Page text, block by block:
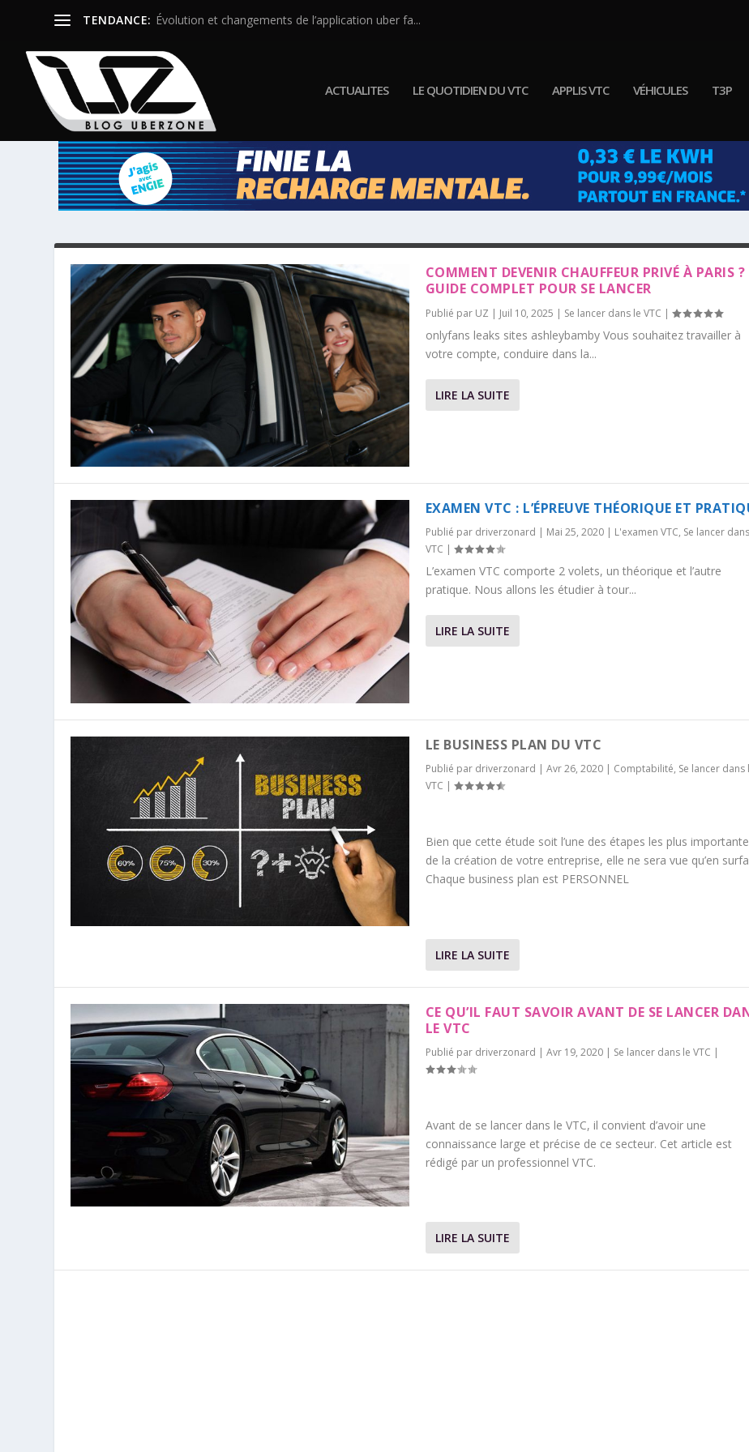
TENDANCE: Évolution et changements de l’application uber fa...
ACTUALITES LE QUOTIDIEN DU VTC APPLIS VTC VÉHICULES T3P
COMMENT DEVENIR CHAUFFEUR PRIVÉ À PARIS ?
GUIDE COMPLET POUR SE LANCER
Publié par UZ | Juil 10, 2025 | Se lancer dans le VTC |
onlyfans leaks sites ashleybamby Vous souhaitez travailler à
votre compte, conduire dans la...
LIRE LA SUITE
EXAMEN VTC : L’ÉPREUVE THÉORIQUE ET
Publié par driverzonard | Mai 25, 2020| L'examen VTC, Se lancer
VTC |
L’examen VTC comporte 2 volets, un théorique et l’autre
pratique. Nous allons les étudier à tour...
LIRE LA SUITE
LE BUSINESS PLAN DU VTC
Publié par driverzonard | Avr 26, 2020| Comptabilité, Se lancer dans
VTC |
Bien que cette étude soit l’une des étapes les plus
de la création de votre entreprise, elle ne sera vue qu’en
Chaque business plan est PERSONNEL
LIRE LA SUITE
CE QU’IL FAUT SAVOIR AVANT DE SE LANCER
LE VTC
Publié par driverzonard | Avr 19, 2020| Se lancer dans le VTC |
Avant de se lancer dans le VTC, il convient d’avoir une
connaissance large et précise de ce secteur. Cet article est
rédigé par un professionnel VTC.
LIRE LA SUITE